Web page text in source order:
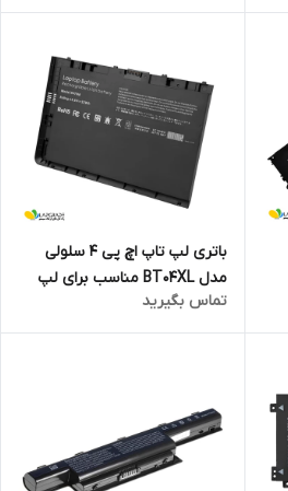
باتری لپ تاپ اچ پی 4 سلولی
مدل BT04XL مناسب برای لپ
تاپ EliteBook Folio 9470
تماس بگیرید